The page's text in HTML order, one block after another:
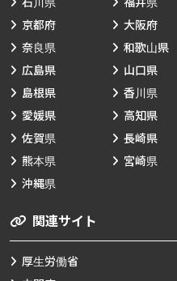
京都府
大阪府
奈良県
和歌山県
広島県
山口県
島根県
香川県
愛媛県
高知県
佐賀県
長崎県
熊本県
宮崎県
沖縄県
関連サイト
厚生労働省